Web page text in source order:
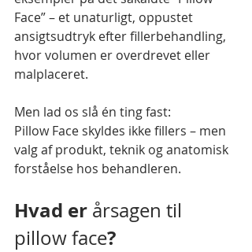
Face” – et unaturligt, oppustet
ansigtsudtryk efter fillerbehandling,
hvor volumen er overdrevet eller
malplaceret.
Men lad os slå én ting fast:
Pillow Face skyldes ikke fillers – men
valg af produkt, teknik og anatomisk
forståelse hos behandleren.
Hvad er årsagen til
pillow face?